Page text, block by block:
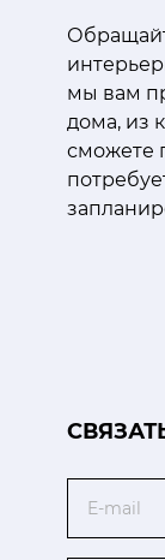
мы вам
дома, из
сможете